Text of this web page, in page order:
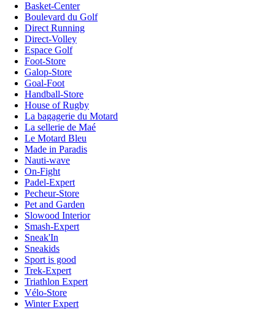
Basket-Center
Boulevard du Golf
Direct Running
Direct-Volley
Espace Golf
Foot-Store
Galop-Store
Goal-Foot
Handball-Store
House of Rugby
La bagagerie du Motard
La sellerie de Maé
Le Motard Bleu
Made in Paradis
Nauti-wave
On-Fight
Padel-Expert
Pecheur-Store
Pet and Garden
Slowood Interior
Smash-Expert
Sneak'In
Sneakids
Sport is good
Trek-Expert
Triathlon Expert
Vélo-Store
Winter Expert